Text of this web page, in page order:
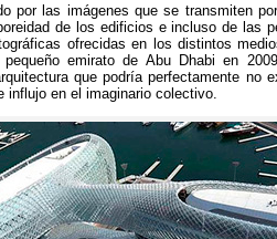
por las imágenes que se transmiten
de los edificios e incluso de las
ofrecidas en los distintos
emirato de Abu Dhabi en
que podría perfectamente no
influjo en el imaginario colectivo.